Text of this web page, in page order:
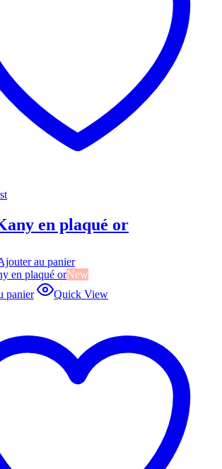
en plaqué or
au panier
New
panier
Quick View